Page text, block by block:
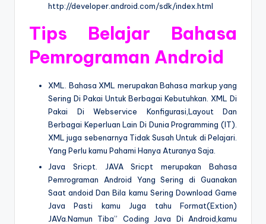
http://developer.android.com/sdk/index.html
Tips Belajar Bahasa
Pemrograman Android
XML. Bahasa XML merupakan Bahasa markup yang
Sering Di Pakai Untuk Berbagai Kebutuhkan. XML Di
Pakai Di Webservice Konfigurasi,Layout Dan
Berbagai Keperluan Lain Di Dunia Programming (IT).
XML juga sebenarnya Tidak Susah Untuk di Pelajari.
Yang Perlu kamu Pahami Hanya Aturanya Saja.
Java Sricpt. JAVA Sricpt merupakan Bahasa
Pemrograman Android Yang Sering di Guanakan
Saat andoid Dan Bila kamu Sering Download Game
Java Pasti kamu Juga tahu Format(Extion)
JAVa.Namun Tiba” Coding Java Di Android,kamu